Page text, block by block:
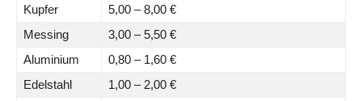
Kupfer
5,00 – 8,00 €
Messing
3,00 – 5,50 €
Aluminium
0,80 – 1,60 €
Edelstahl
1,00 – 2,00 €